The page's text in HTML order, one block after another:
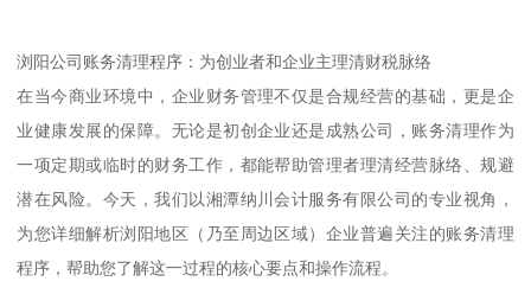
浏阳公司账务清理程序：为创业者和企业主理清财税脉络
在当今商业环境中，企业财务管理不仅是合规经营的基础，更是企
业健康发展的保障。无论是初创企业还是成熟公司，账务清理作为
一项定期或临时的财务工作，都能帮助管理者理清经营脉络、规避
潜在风险。今天，我们以湘潭纳川会计服务有限公司的专业视角，
为您详细解析浏阳地区（乃至周边区域）企业普遍关注的账务清理
程序，帮助您了解这一过程的核心要点和操作流程。